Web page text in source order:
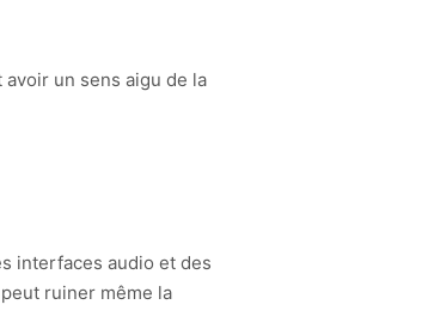
un sens aigu de la
interfaces audio et des
ruiner même la